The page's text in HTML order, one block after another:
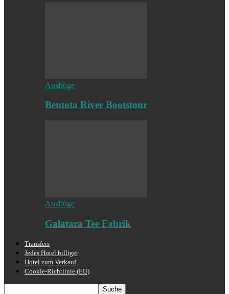
Ausflüge
Bentota River Bootstour
Ausflüge
Galatara Tee Fabrik
Transfers
Jedes Hotel billiger
Hotel zum Verkauf
Cookie-Richtlinie (EU)